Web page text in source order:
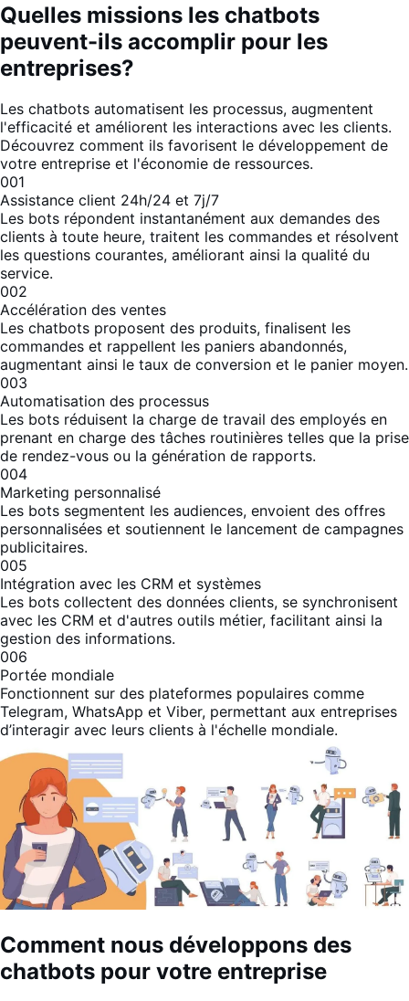
Quelles missions les chatbots
peuvent-ils accomplir pour les
entreprises?
Les chatbots automatisent les processus, augmentent
l'efficacité et améliorent les interactions avec les clients.
Découvrez comment ils favorisent le développement de
votre entreprise et l'économie de ressources.
001
Assistance client 24h/24 et 7j/7
Les bots répondent instantanément aux demandes des
clients à toute heure, traitent les commandes et résolvent
les questions courantes, améliorant ainsi la qualité du
service.
002
Accélération des ventes
Les chatbots proposent des produits, finalisent les
commandes et rappellent les paniers abandonnés,
augmentant ainsi le taux de conversion et le panier moyen.
003
Automatisation des processus
Les bots réduisent la charge de travail des employés en
prenant en charge des tâches routinières telles que la prise
de rendez-vous ou la génération de rapports.
004
Marketing personnalisé
Les bots segmentent les audiences, envoient des offres
personnalisées et soutiennent le lancement de campagnes
publicitaires.
005
Intégration avec les CRM et systèmes
Les bots collectent des données clients, se synchronisent
avec les CRM et d'autres outils métier, facilitant ainsi la
gestion des informations.
006
Portée mondiale
Fonctionnent sur des plateformes populaires comme
Telegram, WhatsApp et Viber, permettant aux entreprises
d’interagir avec leurs clients à l'échelle mondiale.
Comment nous développons des
chatbots pour votre entreprise